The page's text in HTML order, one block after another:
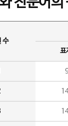
수
표